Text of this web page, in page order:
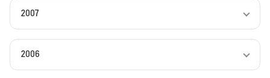
2007
2006